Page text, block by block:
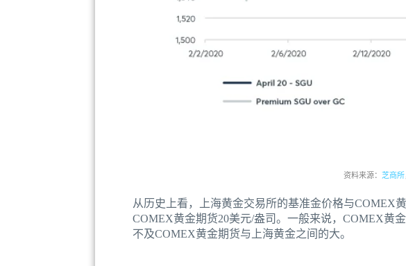
资料来源： 芝商所
从历史上看，上海黄金交易所的基准金价格与COMEX
COMEX黄金期货20美元/盎司。一般来说，COMEX黄
不及COMEX黄金期货与上海黄金之间的大。